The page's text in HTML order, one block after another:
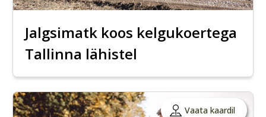
Jalgsimatk koos kelgukoertega
Tallinna lähistel
Vaata kaardil